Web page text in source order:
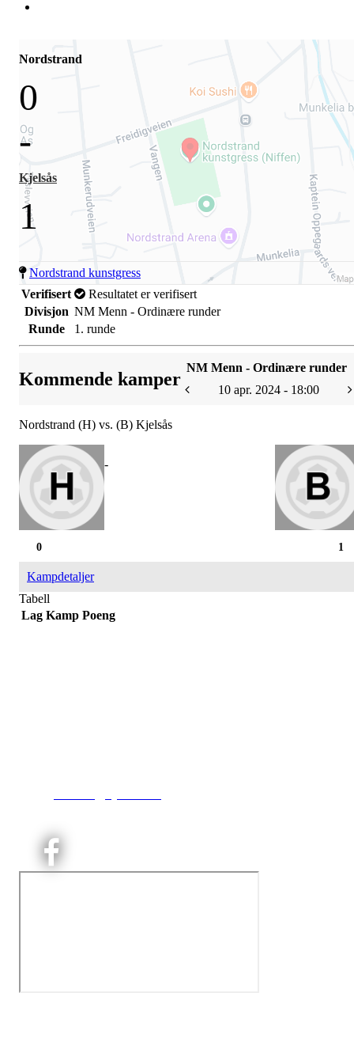
Nordstrand
0
-
Kjelsås
1
Nordstrand kunstgress
Verifisert
Resultatet er verifisert
Divisjon NM Menn - Ordinære runder
Runde
1. runde
Kommende kamper
NM Menn - Ordinære runder
10 apr. 2024 - 18:00
Nordstrand (H) vs. (B) Kjelsås
-
1
0
Kampdetaljer
Tabell
Lag Kamp Poeng